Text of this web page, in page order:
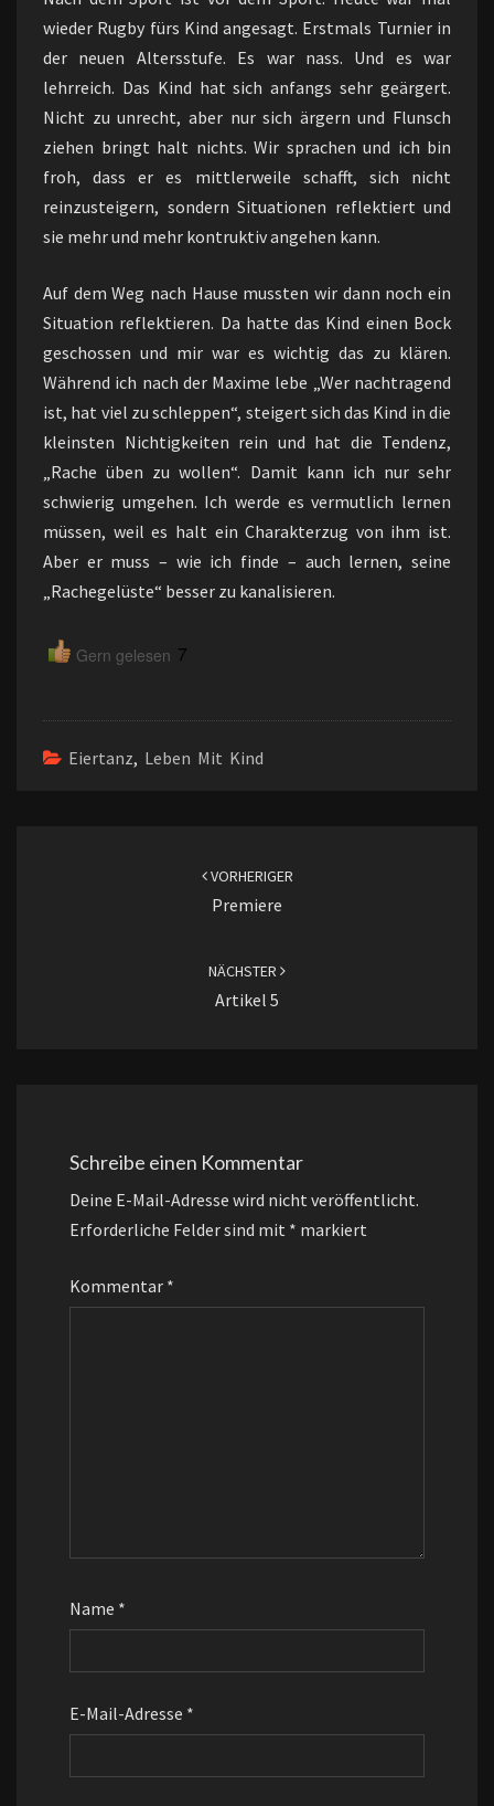
wieder Rugby fürs Kind angesagt. Erstmals Turnier in
der neuen Altersstufe. Es war nass. Und es war
lehrreich. Das Kind hat sich anfangs sehr geärgert.
Nicht zu unrecht, aber nur sich ärgern und Flunsch
ziehen bringt halt nichts. Wir sprachen und ich bin
froh, dass er es mittlerweile schafft, sich nicht
reinzusteigern, sondern Situationen reflektiert und
sie mehr und mehr kontruktiv angehen kann.
Auf dem Weg nach Hause mussten wir dann noch ein
Situation reflektieren. Da hatte das Kind einen Bock
geschossen und mir war es wichtig das zu klären.
Während ich nach der Maxime lebe „Wer nachtragend
ist, hat viel zu schleppen“, steigert sich das Kind in die
kleinsten Nichtigkeiten rein und hat die Tendenz,
„Rache üben zu wollen“. Damit kann ich nur sehr
schwierig umgehen. Ich werde es vermutlich lernen
müssen, weil es halt ein Charakterzug von ihm ist.
Aber er muss – wie ich finde – auch lernen, seine
„Rachegelüste“ besser zu kanalisieren.
Gern gelesen 7
Eiertanz, Leben Mit Kind
VORHERIGER
Premiere
NÄCHSTER
Artikel 5
Schreibe einen Kommentar
Deine E-Mail-Adresse wird nicht veröffentlicht.
Erforderliche Felder sind mit * markiert
Kommentar *
Name *
E-Mail-Adresse *